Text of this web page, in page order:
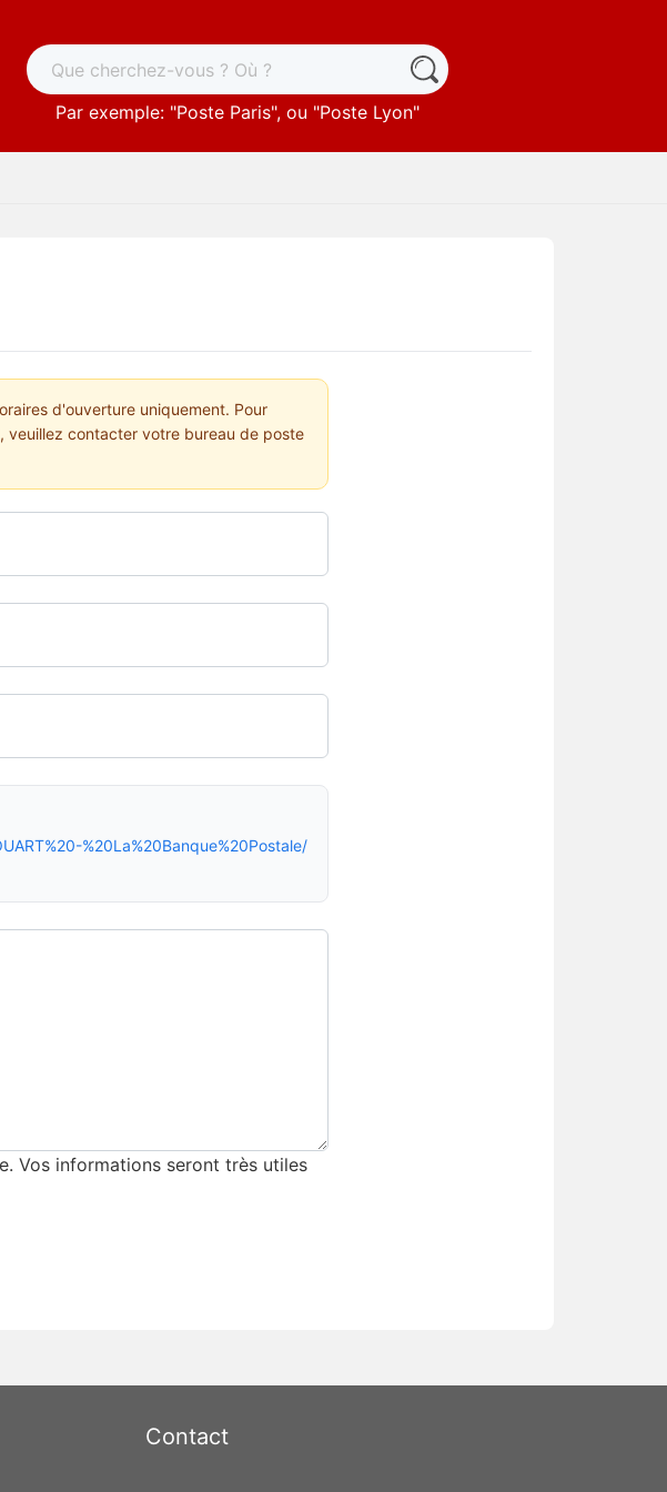
Par exemple: "Poste Paris", ou "Poste Lyon"
d'ouverture uniquement. Pour
veuillez contacter votre bureau de poste
%20La%20Banque%20Postale/
Vos informations seront très utiles
Contact